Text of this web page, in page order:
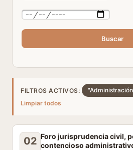
Buscar
FILTROS ACTIVOS:
Limpiar todos
02 Foro jurisprudencia civil,
contencioso